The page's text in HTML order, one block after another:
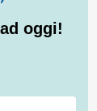
oggi!